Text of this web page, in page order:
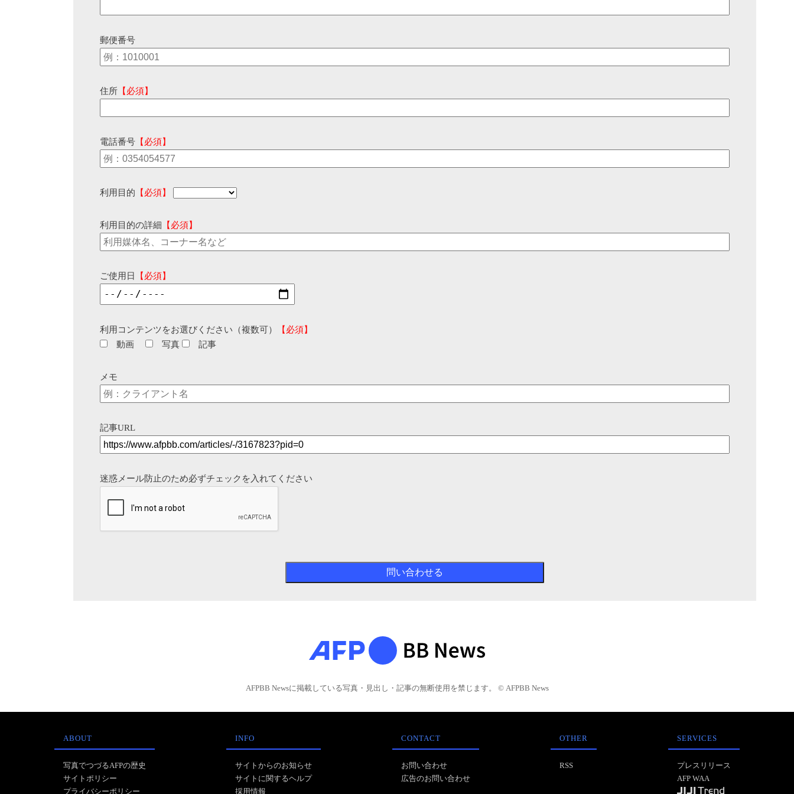
郵便番号
住所 【必須】
電話番号 【必須】
利用目的 【必須】
利用目的の詳細 【必須】
ご使用日 【必須】
利用コンテンツをお選びください（複数可）
【必須】
動画
写真 記事
メモ
記事URL
迷惑メール防止のため必ずチェックを入れてください
AFPBB Newsに掲載している写真・見出し・記事の無断使用を禁じます。 © AFPBB News
ABOUT
写真でつづるAFPの歴史
サイトポリシー
プライバシーポリシー
INFO
サイトからのお知らせ
サイトに関するヘルプ
採用情報
CONTACT
お問い合わせ
広告のお問い合わせ
OTHER
RSS
SERVICES
プレスリリース
AFP WAA